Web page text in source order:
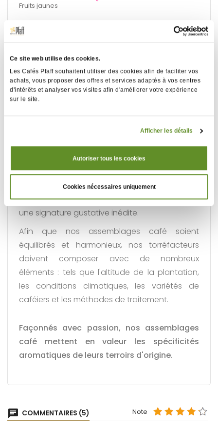
Ce site web utilise des cookies.
Les Cafés Pfaff souhaitent utiliser des cookies afin de faciliter vos
achats, vous proposer des offres et services adaptés à vos centres
d'intérêts et analyser vos visites afin d'améliorer votre expérience
sur le site.
Afficher les détails
Autoriser tous les cookies
Cookies nécessaires uniquement
Fruits jaunes
DLUO conseillée de 1 an
Fiche
d'identité
Infos
Nos assemblages café
Véritable savoir-faire maison, la création de
Blend est l’un des nombreux talents de nos
torréfacteurs qui assemblent les origines café
dans le but de créer un profil aromatique avec
une signature gustative inédite.
Afin que nos assemblages café soient
équilibrés et harmonieux, nos torréfacteurs
doivent composer avec de nombreux
éléments : tels que l'altitude de la plantation,
les conditions climatiques, les variétés de
caféiers et les méthodes de traitement.
Façonnés avec passion, nos assemblages
café mettent en valeur les spécificités
aromatiques de leurs terroirs d'origine.
chat COMMENTAIRES (5) Note